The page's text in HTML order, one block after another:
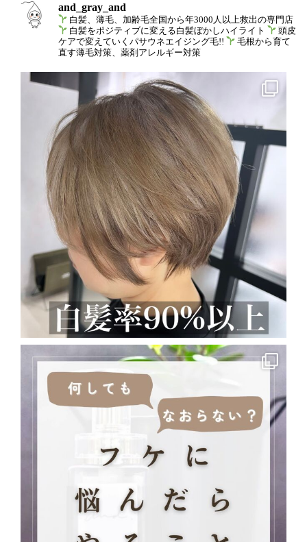
and_gray_and
白髪、薄毛、加齢毛全国から年3000人以上救出の専門店
白髪をポジティブに変える白髪ぼかしハイライト
頭皮
ケアで変えていくパサウネエイジング毛!!
毛根から育て
直す薄毛対策、薬剤アレルギー対策